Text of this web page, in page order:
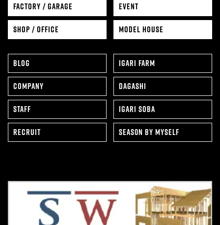
FACTORY / GARAGE
EVENT
SHOP / OFFICE
MODEL HOUSE
BLOG
IGARI FARM
COMPANY
DAGASHI
STAFF
IGARI SOBA
RECRUIT
SEAS0N BY MYSELF